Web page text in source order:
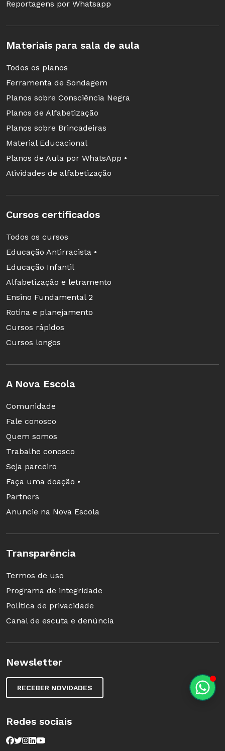
Reportagens por Whatsapp
Materiais para sala de aula
Todos os planos
Ferramenta de Sondagem
Planos sobre Consciência Negra
Planos de Alfabetização
Planos sobre Brincadeiras
Material Educacional
Planos de Aula por WhatsApp •
Atividades de alfabetização
Cursos certificados
Todos os cursos
Educação Antirracista •
Educação Infantil
Alfabetização e letramento
Ensino Fundamental 2
Rotina e planejamento
Cursos rápidos
Cursos longos
A Nova Escola
Comunidade
Fale conosco
Quem somos
Trabalhe conosco
Seja parceiro
Faça uma doação •
Partners
Anuncie na Nova Escola
Transparência
Termos de uso
Programa de integridade
Política de privacidade
Canal de escuta e denúncia
Newsletter
RECEBER NOVIDADES
Redes sociais